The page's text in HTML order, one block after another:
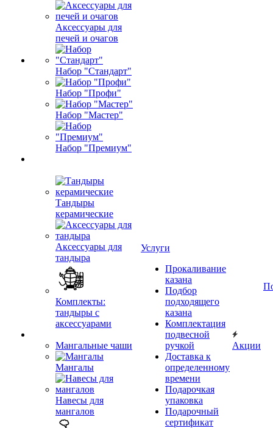
Аксессуары для
печей и очагов
Набор "Стандарт"
Набор "Профи"
Набор "Мастер"
Набор "Премиум"
Тандыры
керамические
Аксессуары для
тандыра
Комплекты:
тандыры с
аксессуарами
Мангальные чаши
Мангалы
Навесы для
мангалов
Услуги
Прокаливание
казана
Подбор
подходящего
казана
Комплектация
подвесной
ручкой
Доставка к
определенному
времени
Подарочкая
упаковка
Подарочный
сертификат
Акции